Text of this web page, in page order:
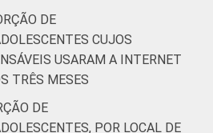
Até 1 SM
Mais de 1
SM até 2 SM
57
Mais de 2
55
DE
CUJOS
USARAM A INTERNET
TRÊS MESES
DE
POR LOCAL DE